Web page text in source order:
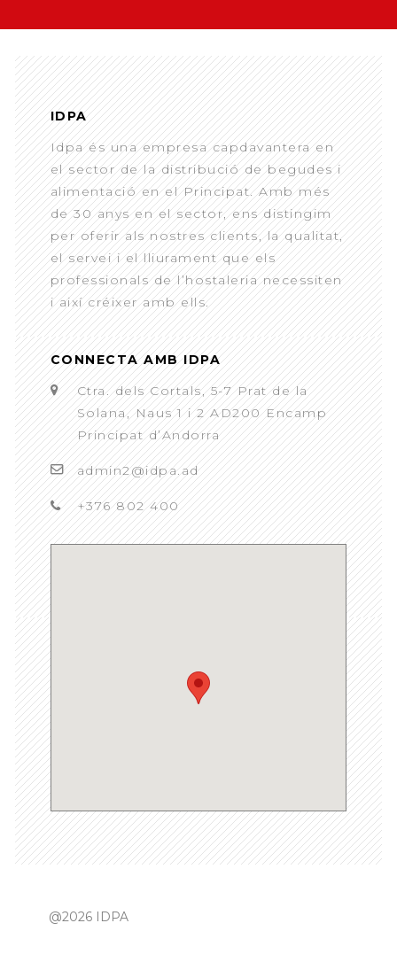
IDPA
Idpa és una empresa capdavantera en
el sector de la distribució de begudes i
alimentació en el Principat. Amb més
de 30 anys en el sector, ens distingim
per oferir als nostres clients, la qualitat,
el servei i el lliurament que els
professionals de l’hostaleria necessiten
i així créixer amb ells.
CONNECTA AMB IDPA
Ctra. dels Cortals, 5-7 Prat de la
Solana, Naus 1 i 2 AD200 Encamp
Principat d’Andorra
admin2@idpa.ad
+376 802 400
@2026 IDPA